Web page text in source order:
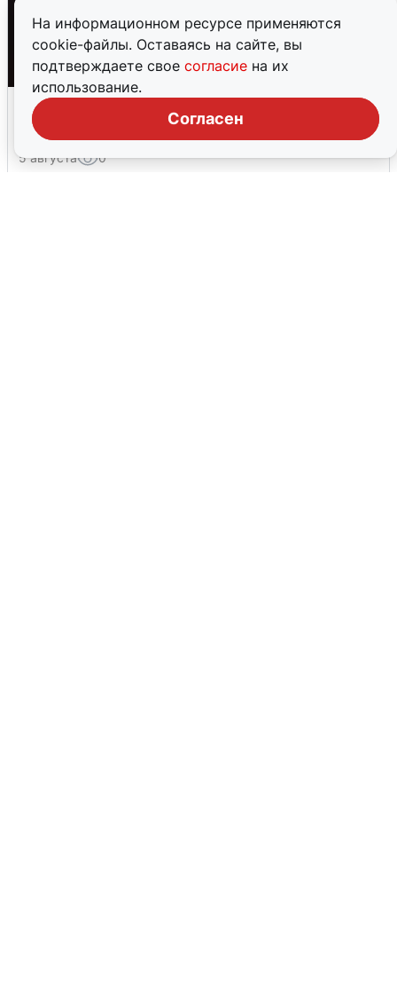
На информационном ресурсе применяются
cookie-файлы. Оставаясь на сайте, вы
подтверждаете свое согласие на их
использование.
Согласен
Взрывы в Воронеже после сигнала
тревоги
5 августа 0